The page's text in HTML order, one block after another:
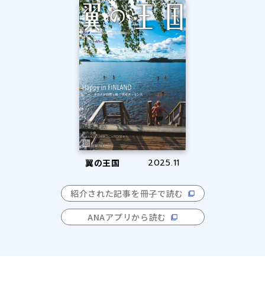
翼の王国 2025.11
紹介された記事を冊子で読む
ANAアプリから読む